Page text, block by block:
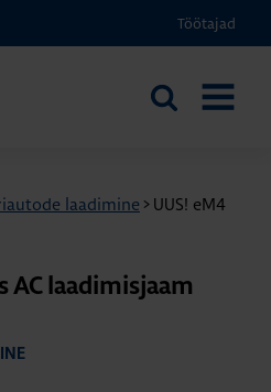
Töötajad
Otsi
laadimine > UUS! eM4
AC laadimisjaam